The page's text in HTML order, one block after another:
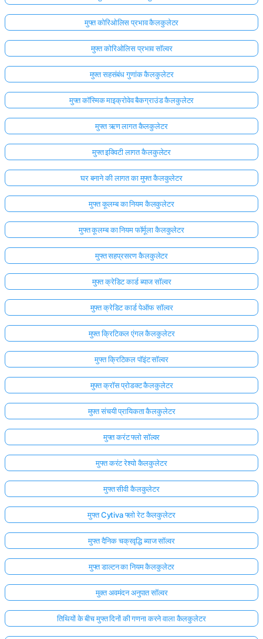
मुफ्त कोरिओलिस प्रभाव कैलकुलेटर
मुफ्त कोरिओलिस प्रभाव सॉल्वर
मुफ्त सहसंबंध गुणांक कैलकुलेटर
मुफ्त कॉस्मिक माइक्रोवेव बैकग्राउंड कैलकुलेटर
मुफ्त ऋण लागत कैलकुलेटर
मुफ्त इक्विटी लागत कैलकुलेटर
घर बनाने की लागत का मुफ्त कैलकुलेटर
मुफ्त कूलम्ब का नियम कैलकुलेटर
मुफ्त कूलम्ब का नियम फॉर्मूला कैलकुलेटर
मुफ्त सहप्रसरण कैलकुलेटर
मुफ्त क्रेडिट कार्ड ब्याज सॉल्वर
मुफ्त क्रेडिट कार्ड पेऑफ सॉल्वर
मुफ्त क्रिटिकल एंगल कैलकुलेटर
मुफ्त क्रिटिकल पॉइंट सॉल्वर
मुफ्त क्रॉस प्रोडक्ट कैलकुलेटर
मुफ्त संचयी प्रायिकता कैलकुलेटर
मुफ्त करंट फ्लो सॉल्वर
मुफ्त करंट रेश्यो कैलकुलेटर
मुफ्त सीवी कैलकुलेटर
मुफ्त Cytiva फ्लो रेट कैलकुलेटर
मुफ्त दैनिक चक्रवृद्धि ब्याज सॉल्वर
मुफ्त डाल्टन का नियम कैलकुलेटर
मुक्त अवमंदन अनुपात सॉल्वर
तिथियों के बीच मुफ्त दिनों की गणना करने वाला कैलकुलेटर